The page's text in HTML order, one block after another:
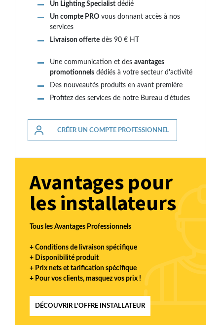
Un Lighting Specialist dédié
Un compte PRO vous donnant accès à nos
services
Livraison offerte dès 90 € HT
Une communication et des avantages
promotionnels dédiés à votre secteur d'activité
Des nouveautés produits en avant première
Profitez des services de notre Bureau d'études
CRÉER UN COMPTE PROFESSIONNEL
Avantages pour
les installateurs
Tous les Avantages Professionnels
+ Conditions de livraison spécifique
+ Disponibilité produit
+ Prix nets et tarification spécifique
+ Pour vos clients, masquez vos prix !
DÉCOUVRIR L'OFFRE INSTALLATEUR